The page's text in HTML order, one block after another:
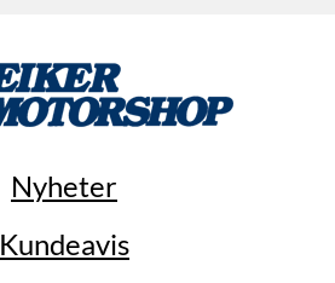
Nyheter
Kundeavis